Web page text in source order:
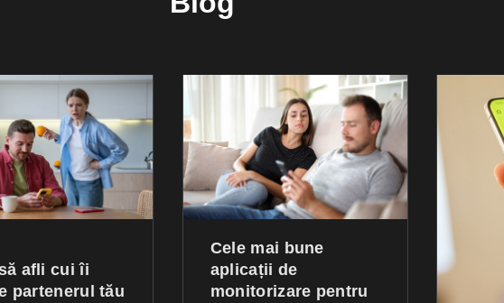
afli cui îi
partenerul tău
Cele mai bune
aplicații de
monitorizare pentru